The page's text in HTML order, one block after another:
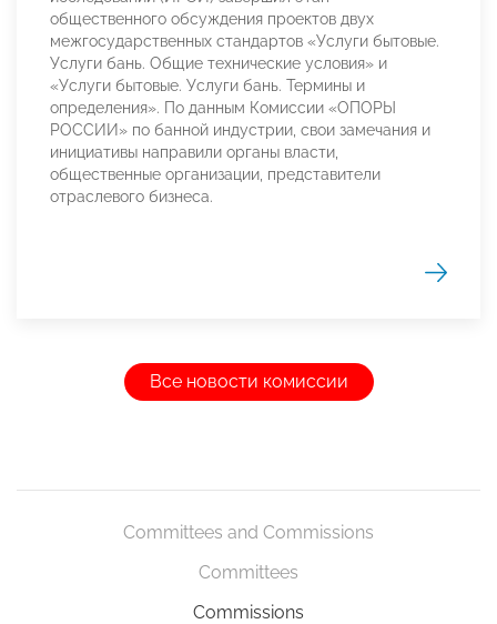
общественного обсуждения проектов двух
межгосударственных стандартов «Услуги бытовые.
Услуги бань. Общие технические условия» и
«Услуги бытовые. Услуги бань. Термины и
определения». По данным Комиссии «ОПОРЫ
РОССИИ» по банной индустрии, свои замечания и
инициативы направили органы власти,
общественные организации, представители
отраслевого бизнеса.
Все новости комиссии
Committees and Commissions
Committees
Commissions